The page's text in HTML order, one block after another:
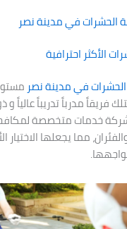
الحشرات فيمدينة نصر
الأكثر احترافية
فيمدينة نصر
فريقاً مدرباً تدريباً
خدمات متخصصة
مما يجعلها